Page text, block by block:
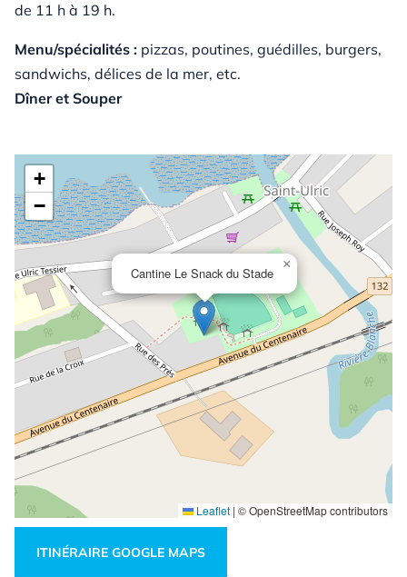
de 11 h à 19 h.
Menu/spécialités : pizzas, poutines, guédilles, burgers,
sandwichs, délices de la mer, etc.
Dîner et Souper
Cantine Le Snack du Stade
×
+
−
Leaflet | © OpenStreetMap contributors
ITINÉRAIRE GOOGLE MAPS